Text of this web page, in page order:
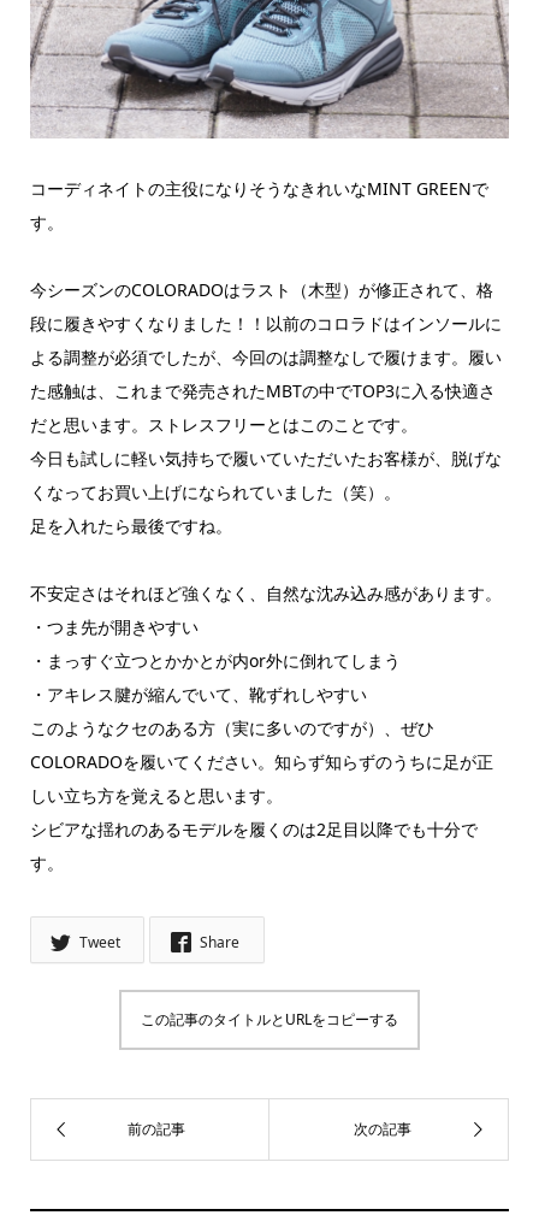
コーディネイトの主役になりそうなきれいなMINT GREENで
す。
今シーズンのCOLORADOはラスト（木型）が修正されて、格
段に履きやすくなりました！！以前のコロラドはインソールに
よる調整が必須でしたが、今回のは調整なしで履けます。履い
た感触は、これまで発売されたMBTの中でTOP3に入る快適さ
だと思います。ストレスフリーとはこのことです。
今日も試しに軽い気持ちで履いていただいたお客様が、脱げな
くなってお買い上げになられていました（笑）。
足を入れたら最後ですね。
不安定さはそれほど強くなく、自然な沈み込み感があります。
・つま先が開きやすい
・まっすぐ立つとかかとが内or外に倒れてしまう
・アキレス腱が縮んでいて、靴ずれしやすい
このようなクセのある方（実に多いのですが）、ぜひ
COLORADOを履いてください。知らず知らずのうちに足が正
しい立ち方を覚えると思います。
シビアな揺れのあるモデルを履くのは2足目以降でも十分で
す。
Tweet Share
この記事のタイトルとURLをコピーする